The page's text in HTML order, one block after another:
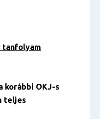
tanfolyam
korábbi OKJ-s
teljes